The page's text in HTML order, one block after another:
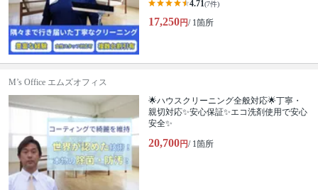
4.71(7件)
17,250円/ 1箇所
M’s Office エムズオフィス
🌟ハウスクリーニング全般対応🌟丁寧・
親切対応✨安心保証✨エコ洗剤使用で安心
安全✨
20,700円/ 1箇所